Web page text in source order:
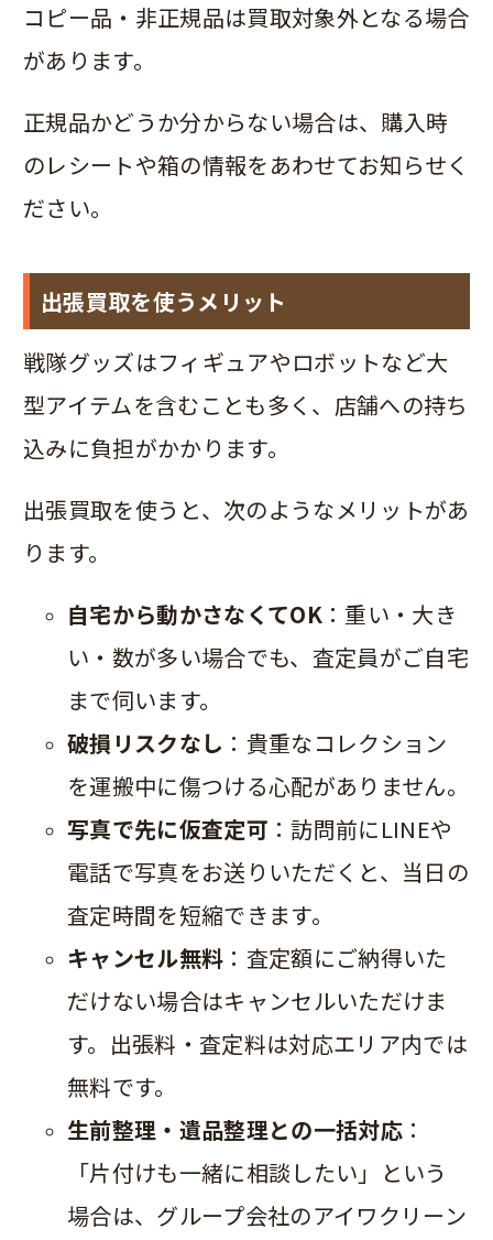
コピー品・非正規品は買取対象外となる場合
があります。
正規品かどうか分からない場合は、購入時
のレシートや箱の情報をあわせてお知らせく
ださい。
出張買取を使うメリット
戦隊グッズはフィギュアやロボットなど大
型アイテムを含むことも多く、店舗への持ち
込みに負担がかかります。
出張買取を使うと、次のようなメリットがあ
ります。
自宅から動かさなくてOK ：重い・大き
い・数が多い場合でも、査定員がご自宅
まで伺います。
破損リスクなし ：貴重なコレクション
を運搬中に傷つける心配がありません。
写真で先に仮査定可 ：訪問前にLINEや
電話で写真をお送りいただくと、当日の
査定時間を短縮できます。
キャンセル無料 ：査定額にご納得いた
だけない場合はキャンセルいただけま
す。出張料・査定料は対応エリア内では
無料です。
生前整理・遺品整理との一括対応 ：
「片付けも一緒に相談したい」という
場合は、グループ会社のアイワクリーン